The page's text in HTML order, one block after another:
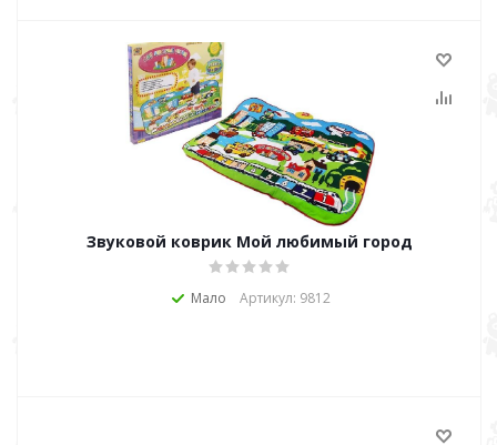
Звуковой коврик Мой любимый город
Мало Артикул: 9812